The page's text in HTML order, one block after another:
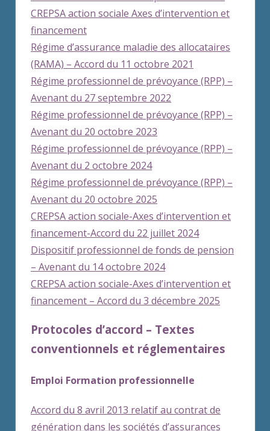
CREPSA action sociale Axes d’intervention et
financement
Régime d’assurance maladie des allocataires
(RAMA) – Accord du 11 octobre 2021
Régime professionnel de prévoyance (RPP) –
Avenant du 27 septembre 2022
Régime professionnel de prévoyance (RPP) –
Avenant du 20 octobre 2023
Régime professionnel de prévoyance (RPP) –
Avenant du 2 octobre 2024
Régime professionnel de prévoyance (RPP) –
Avenant du 20 octobre 2025
CREPSA action sociale-Axes d’intervention et
financement-Accord du 22 juillet 2024
Dispositif professionnel de fonds de pension
– Avenant du 14 octobre 2024
CREPSA action sociale-Axes d’intervention et
financement – Accord du 3 décembre 2025
Protocoles d’accord – Textes
conventionnels et réglementaires
Emploi Formation professionnelle
Accord du 8 avril 2013 relatif au contrat de
génération dans les sociétés d’assurances